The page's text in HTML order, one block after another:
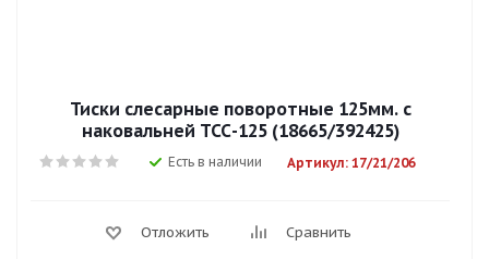
Тиски слесарные поворотные 125мм. с
наковальней ТСС-125 (18665/392425)
Есть в наличии Артикул: 17/21/206
Отложить Сравнить